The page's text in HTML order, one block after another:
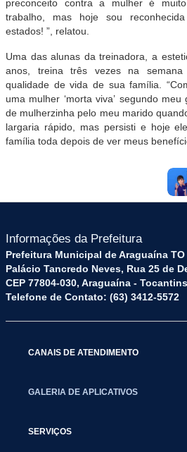
preconceito contra a mulher é
trabalho, mas hoje sou
estados! ”, relatou.
Uma das alunas da treinadora, a
anos, treina três vezes na
qualidade de vida de sua família.
uma mulher ‘morta viva’ segundo
de mulherzinha pelo meu marido
largaria rápido, mas persisti e hoje
família toda depois de ver meus
Informações da Prefeitura
Prefeitura Municipal de Araguaína TO
Palácio Tancredo Neves, Rua 25 de
CEP 77804-030, Araguaína -
Telefone de Contato: (63) 3412-5572
CANAIS DE ATENDIMENTO
GALERIA DE APLICATIVOS
SERVIÇOS